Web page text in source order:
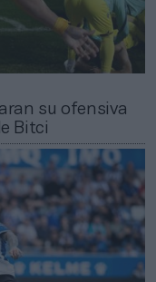
su ofensiva
Bitci